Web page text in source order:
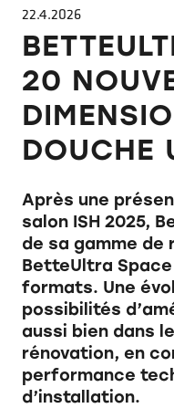
22.4.2026
20
DOUCHE
Après une
salon ISH 2025,
de sa gamme de
BetteUltra
formats. Une
possibilités
aussi bien dans
rénovation, en
performance
d’installation.